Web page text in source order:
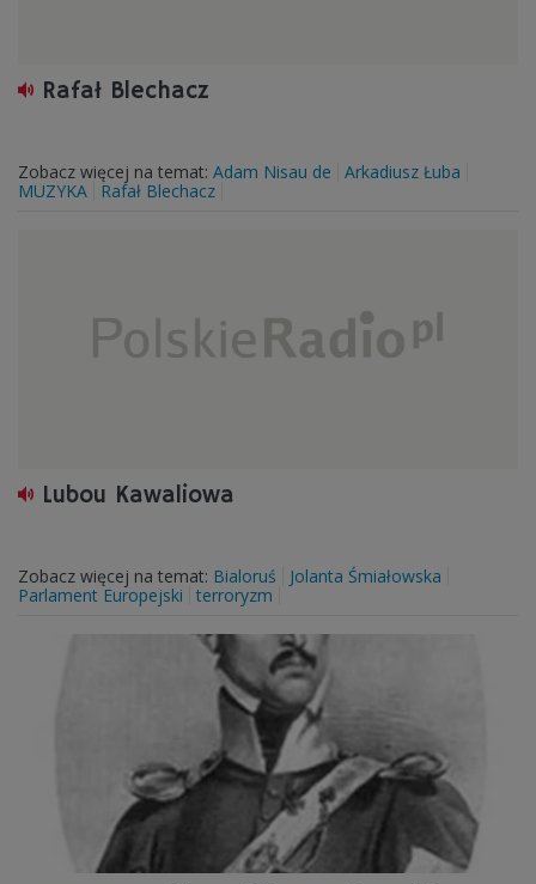
Rafał Blechacz
Zobacz więcej na temat: Adam Nisau de
Arkadiusz Łuba
MUZYKA
Rafał Blechacz
Lubou Kawaliowa
Zobacz więcej na temat: Bialoruś
Jolanta Śmiałowska
Parlament Europejski
terroryzm